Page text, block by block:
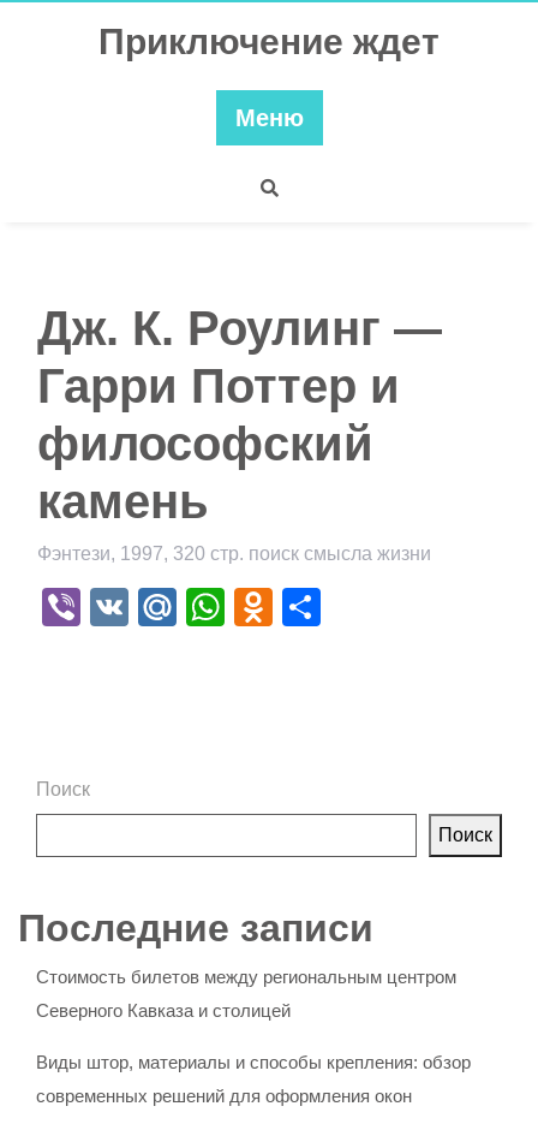
Приключение ждет
Меню
Дж. К. Роулинг —
Гарри Поттер и
философский
камень
Фэнтези, 1997, 320 стр. поиск смысла жизни
Viber
VK Mail.Ru
WhatsApp
Odnoklassniki
Поиск
Поиск
Последние записи
Стоимость билетов между региональным центром
Северного Кавказа и столицей
Виды штор, материалы и способы крепления: обзор
современных решений для оформления окон